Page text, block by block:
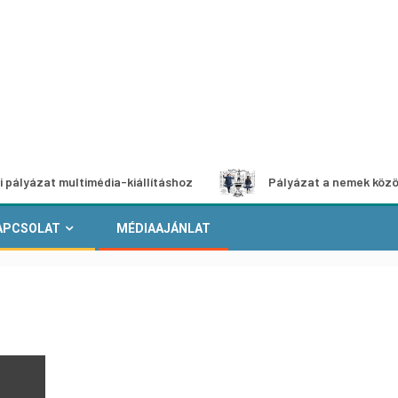
multimédia-kiállításhoz Pályázat a nemek közötti
MÉDIAAJÁNLAT